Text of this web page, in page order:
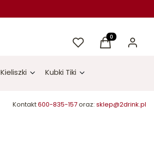
UlubioneProdukty w
Koszyk Zaloguj
Kieliszki Kubki Tiki
Kontakt600-835-157oraz: sklep@2drink.pl